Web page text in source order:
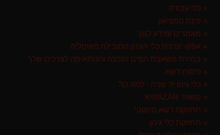
589.00 ₪
119.00 ₪
299.00 ₪
כלי עבודה
פינת המציאון
מאמרים ומידע לגנן
אפקו יצרנית כלי הגינון המובילה מאיטליה
בחירת משאבת המים הנכונה והמתאימה לצרכים שלך
כיסוח דשא
כלי גינון יד שניה - למה כן?
קוואזר KWAZAR
תחזוקת דשא סינטטי
תחזוקת כלי גינון